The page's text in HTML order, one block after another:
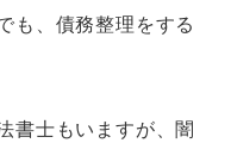
も、債務整理をする
書士もいますが、闇